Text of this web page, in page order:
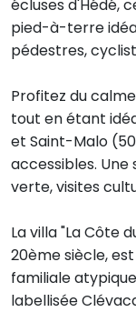
écluses d'Hédé,
pied-à-terre
pédestres,
Profitez du
tout en étant
et Saint-Malo
accessibles.
verte, visites
La villa "La Côte
20ème siècle,
familiale
labellisée